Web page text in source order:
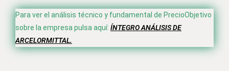
Para ver el análisis técnico y fundamental de PrecioObjetivo
sobre la empresa pulsa aquí: ÍNTEGRO ANÁLISIS DE
ARCELORMITTAL.